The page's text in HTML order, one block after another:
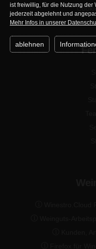
ist freiwillig, für die Nutzung der
jederzeit abgelehnt und
Mehr Infos in unserer
ablehnen